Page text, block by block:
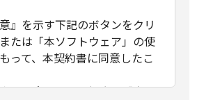
』を示す下記のボタンをクリ
たは「本ソフトウェア」の使
って、本契約書に同意したこ
に同意できない場合、「本ソ